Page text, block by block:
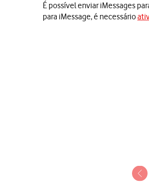
É possível enviar iMessages
para iMessage, é necessário